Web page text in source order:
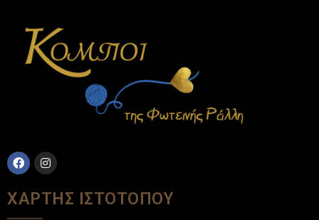
ΧΑΡΤΗΣ ΙΣΤΟΤΟΠΟΥ